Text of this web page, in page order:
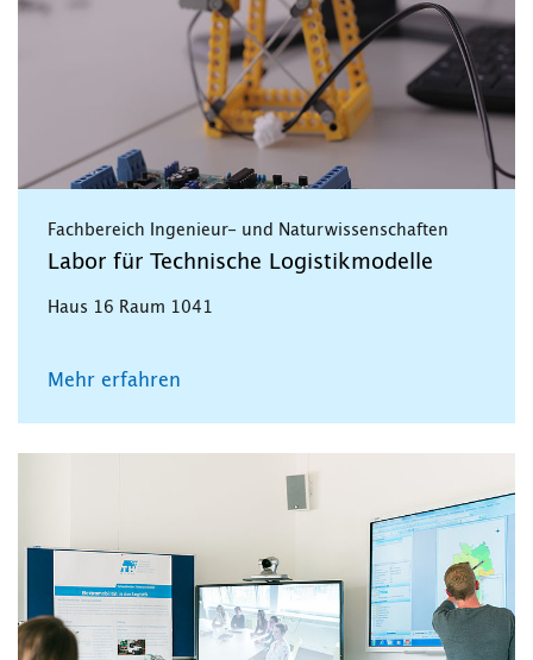
Fachbereich Ingenieur- und Naturwissenschaften
Labor für Technische Logistikmodelle
Haus 16 Raum 1041
Mehr erfahren